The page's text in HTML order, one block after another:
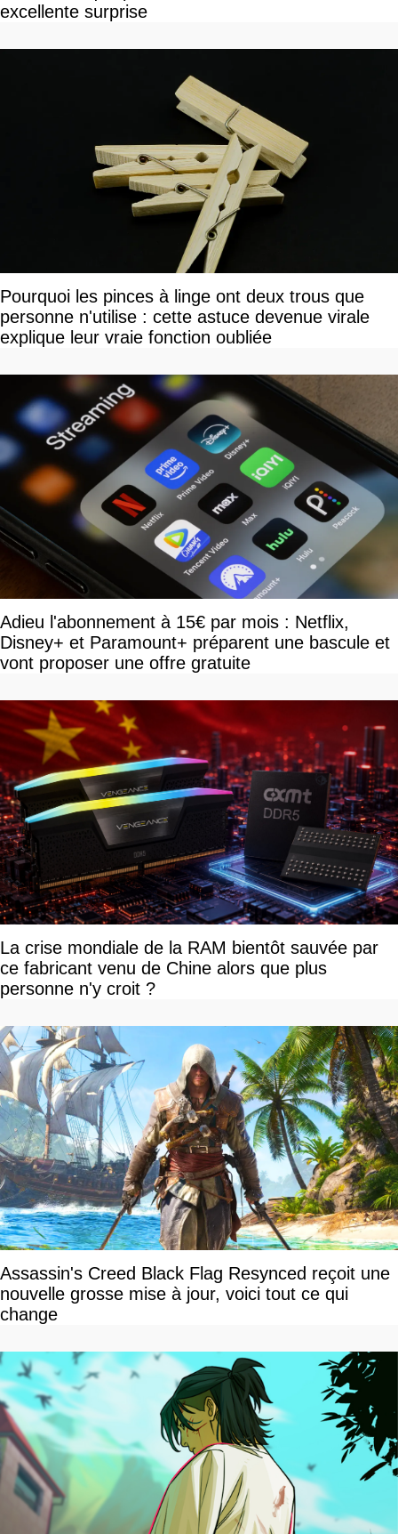
excellente surprise
Pourquoi les pinces à linge ont deux trous que
personne n'utilise : cette astuce devenue virale
explique leur vraie fonction oubliée
Adieu l'abonnement à 15€ par mois : Netflix,
Disney+ et Paramount+ préparent une bascule et
vont proposer une offre gratuite
La crise mondiale de la RAM bientôt sauvée par
ce fabricant venu de Chine alors que plus
personne n'y croit ?
Assassin's Creed Black Flag Resynced reçoit une
nouvelle grosse mise à jour, voici tout ce qui
change